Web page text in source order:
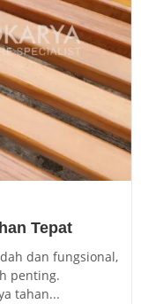
Tepat
dan fungsional,
penting.
tahan...